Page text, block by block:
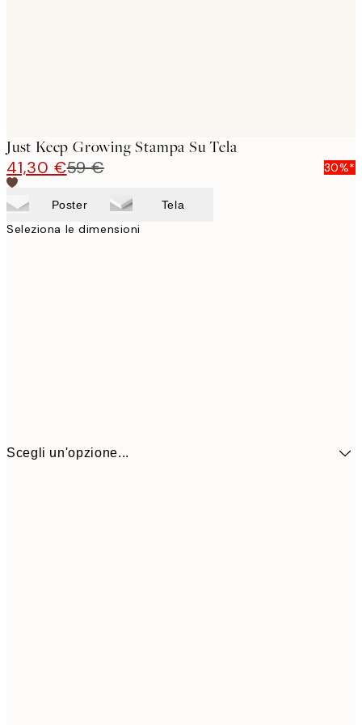
Just Keep Growing Stampa Su Tela
41,30 €59 € 30%*
Poster Tela
Seleziona le dimensioni
Scegli un'opzione...